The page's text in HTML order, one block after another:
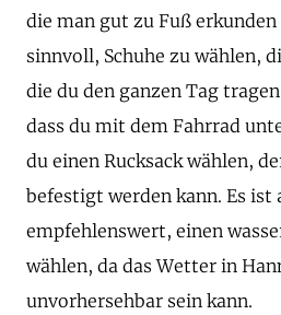
die man gut zu Fuß
sinnvoll, Schuhe zu wählen,
die du den ganzen Tag
dass du mit dem Fahrrad
du einen Rucksack wählen,
befestigt werden kann. Es ist
empfehlenswert, einen
wählen, da das Wetter in
unvorhersehbar sein kann.